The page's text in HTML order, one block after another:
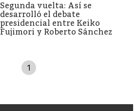
Segunda vuelta: Así se
desarrolló el debate
presidencial entre Keiko
Fujimori y Roberto Sánchez
1